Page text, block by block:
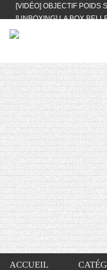
[VIDÉO] OBJECTIF POIDS
[UNBOXING] LA BOX
[VIDÉO] UNBOXING : LES
[VIDÉO] QUITOQUE #10 :
[VIDÉO] UNBOXING : LES
2024 FEAT. AKILA
[VIDÉO] OBJECTIF POIDS
VIE DES AUTRES
[VIDÉO] UNBOXING : LES
FÉVRIER ET MARS 2024
[VIDÉO] LA SÉLECTION
[VIDÉO] HELLOFRESH
ACCUEIL